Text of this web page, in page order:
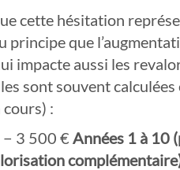
cette hésitation
principe que
impacte aussi les
sont souvent
:
− 3 500 € Années 1 à 10